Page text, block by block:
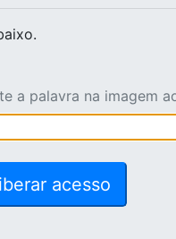
a palavra na imagem